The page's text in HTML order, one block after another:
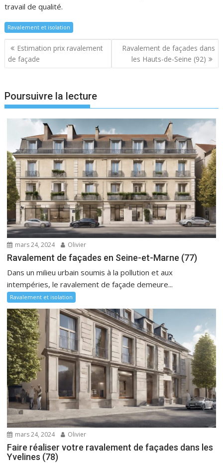
travail de qualité.
Ravalement et isolation
Navigation
de
l’article
Estimation prix ravalement
de façade
Ravalement de façades dans
les Hauts-de-Seine (92)
Poursuivre la lecture
mars 24, 2024 Olivier
Ravalement de façades en Seine-et-Marne (77)
Dans un milieu urbain soumis à la pollution et aux
intempéries, le ravalement de façade demeure...
Ravalement et isolation
mars 24, 2024 Olivier
Faire réaliser votre ravalement de façades dans les
Yvelines (78)